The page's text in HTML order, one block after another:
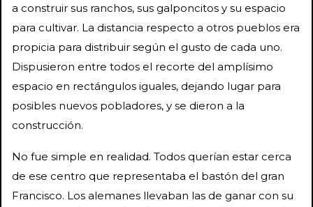
a construir sus ranchos, sus galponcitos y su espacio
para cultivar. La distancia respecto a otros pueblos era
propicia para distribuir según el gusto de cada uno.
Dispusieron entre todos el recorte del amplísimo
espacio en rectángulos iguales, dejando lugar para
posibles nuevos pobladores, y se dieron a la
construcción.
No fue simple en realidad. Todos querían estar cerca
de ese centro que representaba el bastón del gran
Francisco. Los alemanes llevaban las de ganar con su